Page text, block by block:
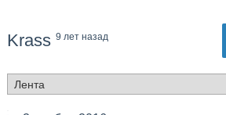
Krass 9 лет назад